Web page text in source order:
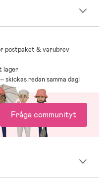
postpaket & varubrev
lager
skickas redan samma dag!
Fråga communityt